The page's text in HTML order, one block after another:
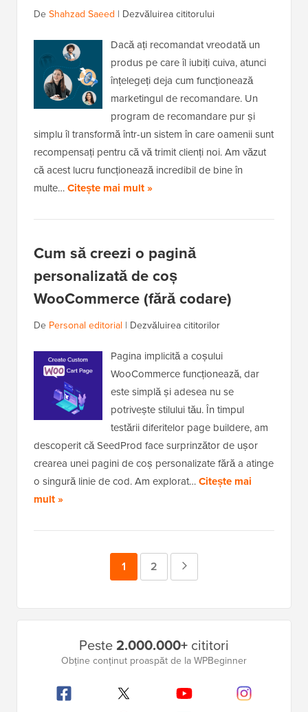
DeShahzad Saeed | Dezvăluirea cititorului
Dacă ați recomandat vreodată un
produs pe care îl iubiți cuiva, atunci
înțelegeți deja cum funcționează
marketingul de recomandare. Un
program de recomandare pur și
simplu îl transformă într-un sistem în care oamenii sunt
recompensați pentru că vă trimit clienți noi. Am văzut
că acest lucru funcționează incredibil de bine în
multe…Citește mai mult »
Cum să creezi o pagină
personalizată de coș
WooCommerce (fără codare)
De Personal editorial | Dezvăluirea cititorilor
Pagina implicită a coșului
WooCommerce funcționează, dar
este simplă și adesea nu se
potrivește stilului tău. În timpul
testării diferitelor page buildere, am
descoperit că SeedProd face surprinzător de ușor
crearea unei pagini de coș personalizate fără a atinge
o singură linie de cod. Am explorat…Citește mai
mult »
Pagina
1 Pagina
2
laterală
principală
Peste2.000.000+ cititori
Obține conținut proaspăt de la WPBeginner